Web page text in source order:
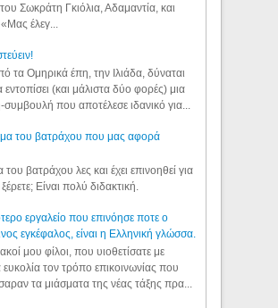
Σωκράτη Γκιόλια, Αδαμαντία, και
έλεγ...
τα Ομηρικά έπη, την Ιλιάδα, δύναται
εντοπίσει (και μάλιστα δύο φορές) μια
που αποτέλεσε ιδανικό για...
του βατράχου που μας αφορά
του βατράχου λες και έχει επινοηθεί για
Είναι πολύ διδακτική.
εργαλείο που επινόησε ποτε ο
εγκέφαλος, είναι η Ελληνική γλώσσα.
μου φίλοι, που υιοθετίσατε με
ευκολία τον τρόπο επικοινωνίας που
τα μιάσματα της νέας τάξης πρα...